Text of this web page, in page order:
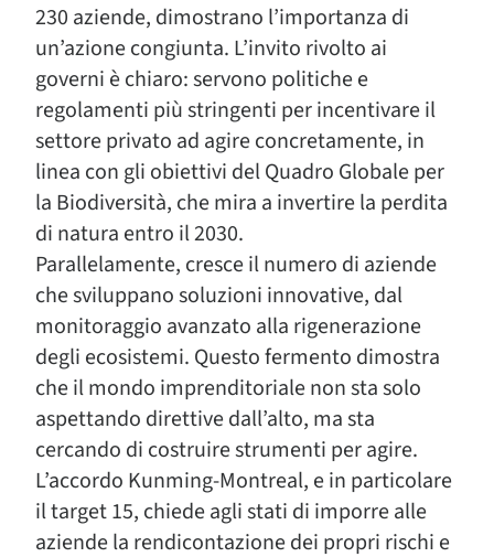
230 aziende, dimostrano l’importanza di
un’azione congiunta. L’invito rivolto ai
governi è chiaro: servono politiche e
regolamenti più stringenti per incentivare il
settore privato ad agire concretamente, in
linea con gli obiettivi del Quadro Globale per
la Biodiversità, che mira a invertire la perdita
di natura entro il 2030.
Parallelamente, cresce il numero di aziende
che sviluppano soluzioni innovative, dal
monitoraggio avanzato alla rigenerazione
degli ecosistemi. Questo fermento dimostra
che il mondo imprenditoriale non sta solo
aspettando direttive dall’alto, ma sta
cercando di costruire strumenti per agire.
L’accordo Kunming-Montreal, e in particolare
il target 15, chiede agli stati di imporre alle
aziende la rendicontazione dei propri rischi e